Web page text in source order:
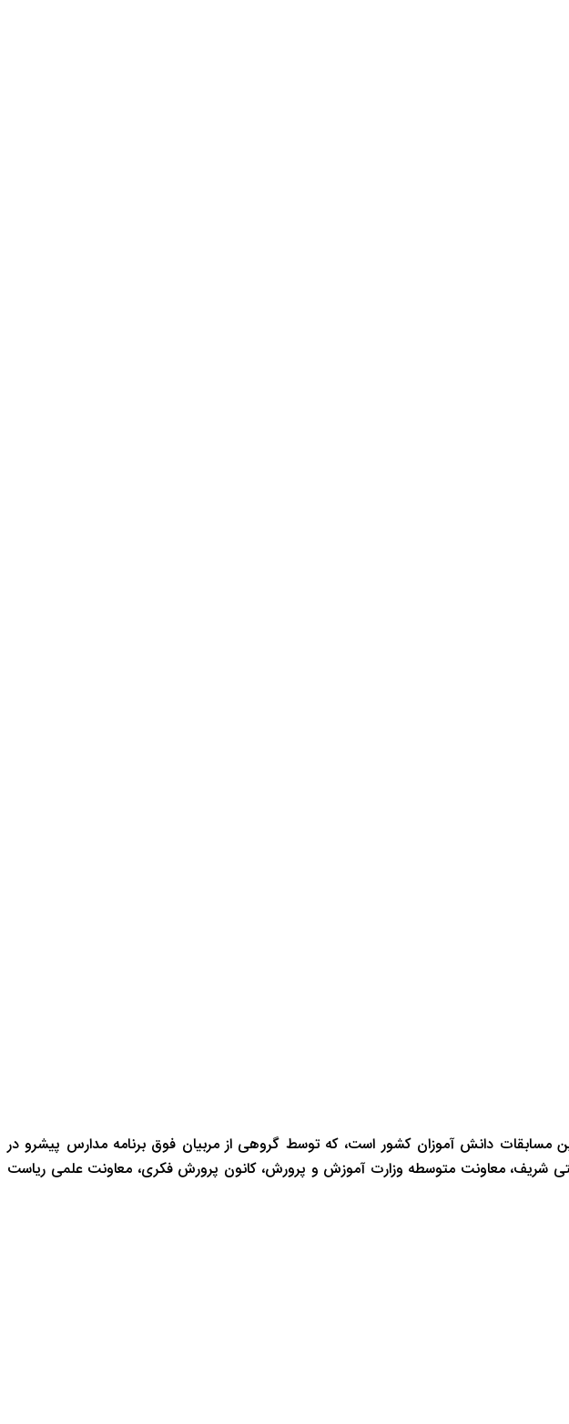
مسابقات دانش آموزان کشور است، که توسط گروهی از مربیان فوق برنامه مدارس پیشرو در
شریف، معاونت متوسطه وزارت آموزش و پرورش، کانون پرورش فکری، معاونت علمی ریاست